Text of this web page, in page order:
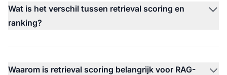
Wat is het verschil tussen retrieval scoring en
ranking?
Waarom is retrieval scoring belangrijk voor RAG-